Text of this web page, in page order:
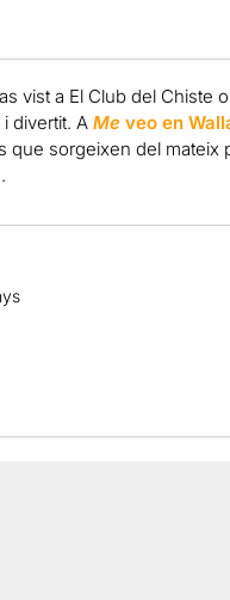
vist a El Club del Chiste
divertit. A Me veo en
sorgeixen del mateix